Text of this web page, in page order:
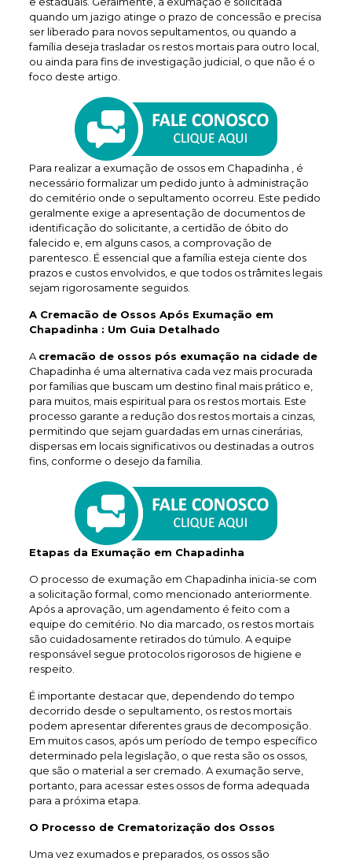
quando um jazigo atinge o prazo de concessão e precisa
ser liberado para novos sepultamentos, ou quando a
família deseja trasladar os restos mortais para outro local,
ou ainda para fins de investigação judicial, o que não é o
foco deste artigo.
Para realizar a exumação de ossos em Chapadinha , é
necessário formalizar um pedido junto à administração
do cemitério onde o sepultamento ocorreu. Este pedido
geralmente exige a apresentação de documentos de
identificação do solicitante, a certidão de óbito do
falecido e, em alguns casos, a comprovação de
parentesco. É essencial que a família esteja ciente dos
prazos e custos envolvidos, e que todos os trâmites legais
sejam rigorosamente seguidos.
A Cremacão de Ossos Após Exumação em
Chapadinha : Um Guia Detalhado
A cremacão de ossos pós exumação na cidade de
Chapadinha é uma alternativa cada vez mais procurada
por famílias que buscam um destino final mais prático e,
para muitos, mais espiritual para os restos mortais. Este
processo garante a redução dos restos mortais a cinzas,
permitindo que sejam guardadas em urnas cinerárias,
dispersas em locais significativos ou destinadas a outros
fins, conforme o desejo da família.
Etapas da Exumação em Chapadinha
O processo de exumação em Chapadinha inicia-se com
a solicitação formal, como mencionado anteriormente.
Após a aprovação, um agendamento é feito com a
equipe do cemitério. No dia marcado, os restos mortais
são cuidadosamente retirados do túmulo. A equipe
responsável segue protocolos rigorosos de higiene e
respeito.
É importante destacar que, dependendo do tempo
decorrido desde o sepultamento, os restos mortais
podem apresentar diferentes graus de decomposição.
Em muitos casos, após um período de tempo específico
determinado pela legislação, o que resta são os ossos,
que são o material a ser cremado. A exumação serve,
portanto, para acessar estes ossos de forma adequada
para a próxima etapa.
O Processo de Crematorização dos Ossos
Uma vez exumados e preparados, os ossos são